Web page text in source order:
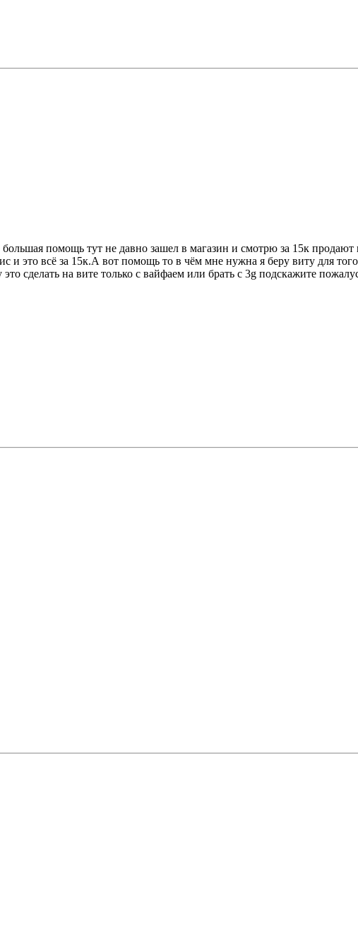
помощь тут не давно зашел в магазин и смотрю за 15к
и это всё за 15к.А вот помощь то в чём мне нужна я беру виту для
сделать на вите только с вайфаем или брать с 3g подскажите